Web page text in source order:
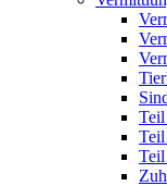
Teil
Teil